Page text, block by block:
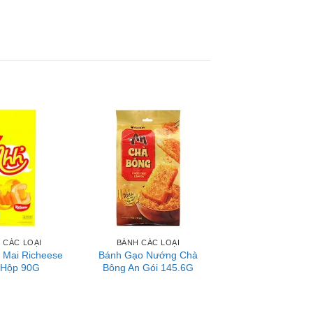
CÁC LOẠI
Mai Richeese
90G
BÁNH CÁC LOẠI
Bánh Gạo Nướng Chà
Bông An Gói 145.6G